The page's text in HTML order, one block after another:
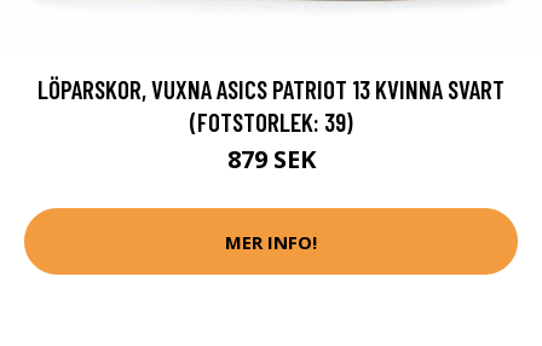
LÖPARSKOR, VUXNA ASICS PATRIOT 13 KVINNA SVART
(FOTSTORLEK: 39)
879 SEK
MER INFO!